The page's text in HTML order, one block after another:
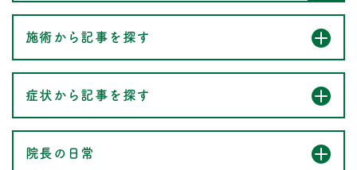
施術から記事を探す
症状から記事を探す
院長の日常